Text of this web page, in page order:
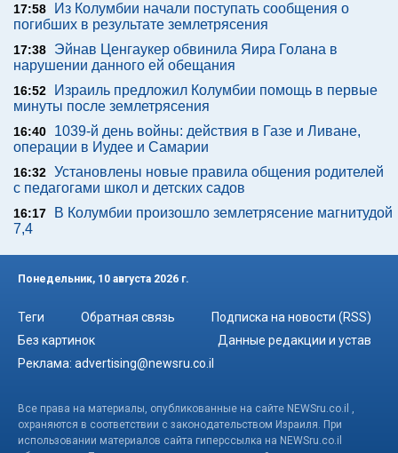
17:58
Из Колумбии начали поступать сообщения о
погибших в результате землетрясения
17:38
Эйнав Ценгаукер обвинила Яира Голана в
нарушении данного ей обещания
16:52
Израиль предложил Колумбии помощь в первые
минуты после землетрясения
16:40
1039-й день войны: действия в Газе и Ливане,
операции в Иудее и Самарии
16:32 Установлены новые правила общения родителей
с педагогами школ и детских садов
16:17
В Колумбии произошло землетрясение магнитудой
7,4
Понедельник, 10 августа 2026 г.
Теги Обратная связь
Подписка на новости (RSS)
Без картинок
Данные редакции и устав
Реклама: advertising@newsru.co.il
Все права на материалы, опубликованные на сайте NEWSru.co.il ,
охраняются в соответствии с законодательством Израиля. При
использовании материалов сайта гиперссылка на NEWSru.co.il